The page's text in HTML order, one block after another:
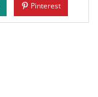
Pinterest